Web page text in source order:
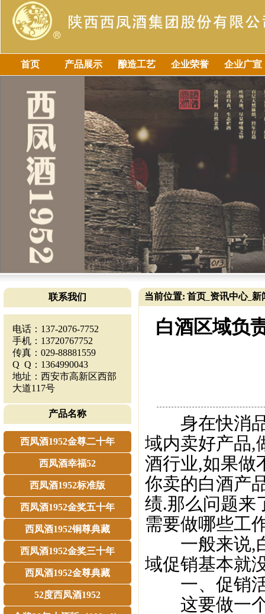
首页 产品展示 酿造工艺 企业荣誉 企业广宣
联系我们
电话：137-2076-7752
手机：13720767752
传真：029-88881559
Q Q：1364990043
地址：西安市高新区西部
大道117号
产品名称
西凤酒1952金尊二十年
西凤酒幸福52
西凤酒1952标准版
西凤酒1952金奖五十年
西凤酒1952铜尊典藏
西凤酒1952金奖三十年
西凤酒1952金尊典藏
52度西凤酒1952
当前位置: 首页 资讯中心_ 新
白酒区域负
身在快消品
域内卖好产品,
酒行业,如果做
你卖的白酒产
绩.那么问题来
需要做哪些工
一般来说,白
域促销基本就
一、促销活
这要做一个